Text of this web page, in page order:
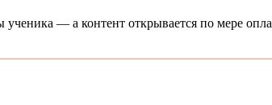
ученика — а контент открывается по мере